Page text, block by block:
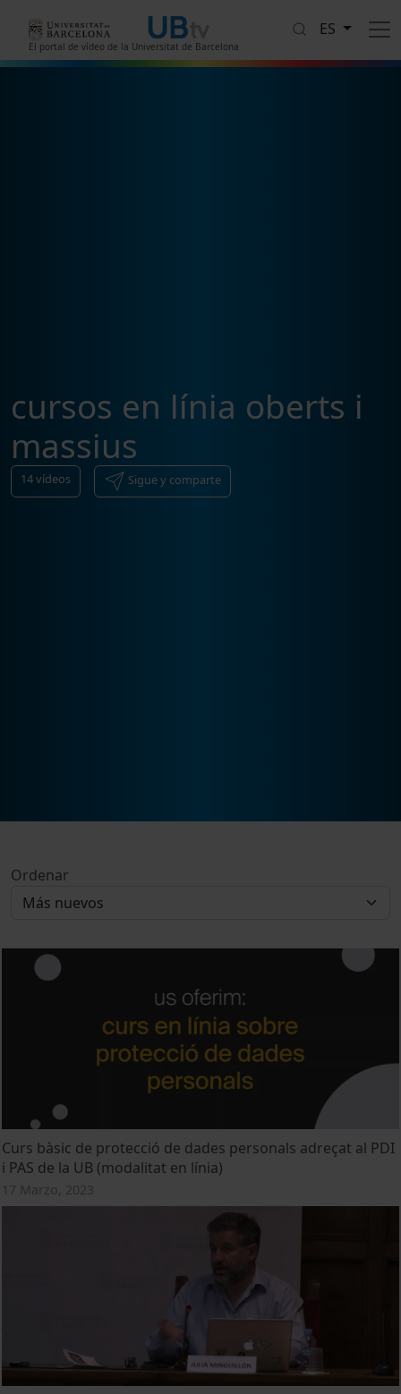
El portal de vídeo de la Universitat de Barcelona
ES
cursos en línia oberts i
massius
14vídeos Sigue y comparte
Ordenar
Curs bàsic de protecció de dades personals adreçat al PDI
i PAS de la UB (modalitat en línia)
17 Marzo, 2023